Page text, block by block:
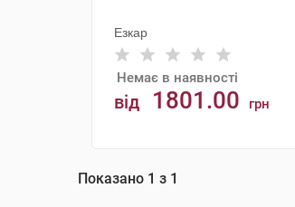
Езкар
Немає в наявності
від 1801.00 грн
Показано 1 з 1